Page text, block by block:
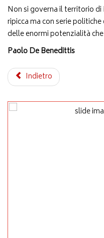
Non si governa il territorio
ripicca ma con serie
delle enormi potenzialità
Paolo De Benedittis
Indietro